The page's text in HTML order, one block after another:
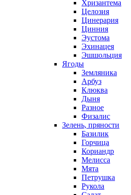
Хризантема
Целозия
Цинерария
Цинния
Эустома
Эхинацея
Эшшольция
Ягоды
Земляника
Арбуз
Клюква
Дыня
Разное
Физалис
Зелень, пряности
Базилик
Горчица
Кориандр
Мелисса
Мята
Петрушка
Рукола